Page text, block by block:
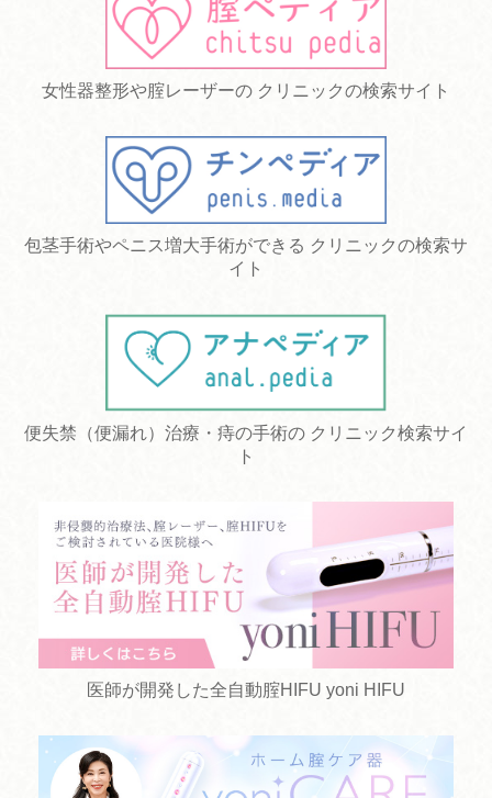
女性器整形や腟レーザーの クリニックの検索サイト
包茎手術やペニス増大手術ができる クリニックの検索サ
イト
便失禁（便漏れ）治療・痔の手術の クリニック検索サイ
ト
医師が開発した全自動腟HIFU yoni HIFU